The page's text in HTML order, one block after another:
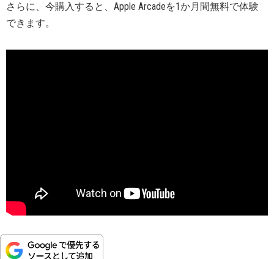
さらに、今購入すると、Apple Arcadeを1か月間無料で体験
できます。